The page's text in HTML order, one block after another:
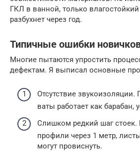
ГКЛ в ванной, только
разбухнет через год.
Типичные ошибки
Многие пытаются упростить
дефектам. Я выписал основные
Отсутствие звукоизоляции.
ваты работает как
Слишком редкий шаг стоек.
профили через 1 метр,
могут провиснуть.